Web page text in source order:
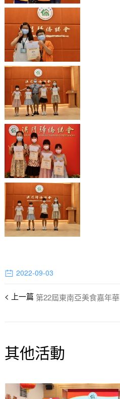
2022-09-03
第22屆東南亞美食嘉年華
其他活動